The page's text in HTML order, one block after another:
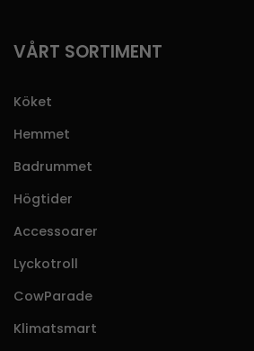
VÅRT SORTIMENT
Köket
Hemmet
Badrummet
Högtider
Accessoarer
Lyckotroll
CowParade
Klimatsmart